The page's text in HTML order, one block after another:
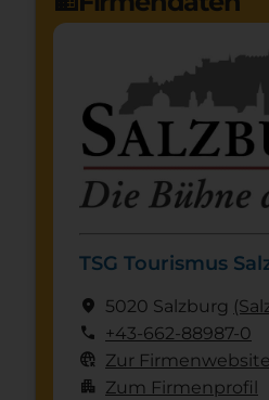
TSG Tourismus
location_on 5020 Salzburg
call +43-662-88987-0
captive_portal Zur Firmenwebsite
apartment Zum Firmenprofil